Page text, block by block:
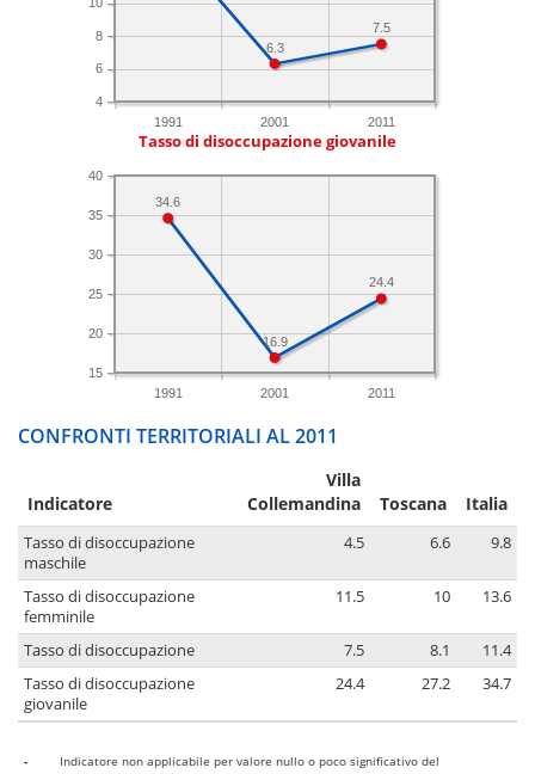
1991 2001 2011
4
6
8
7.5
6.3
Tasso di disoccupazione giovanile
1991 2001 2011
15
20
25
30
35
40
24.4
16.9
34.6
CONFRONTI TERRITORIALI AL 2011
Indicatore
Villa
Collemandina
Toscana Italia
Tasso di disoccupazione
maschile
4.5 6.6 9.8
Tasso di disoccupazione
femminile
11.5 10 13.6
Tasso di disoccupazione 7.5 8.1
11.4
Tasso di disoccupazione
giovanile
24.4 27.2 34.7
-
Indicatore non applicabile per valore nullo o poco significativo del